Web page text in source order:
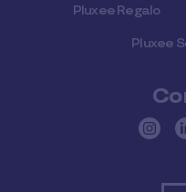
Pluxee Regalo
Pluxee